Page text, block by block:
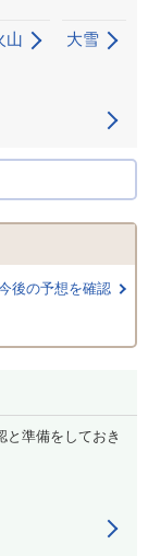
山 大雪
後の予想を確認
と準備をしておき